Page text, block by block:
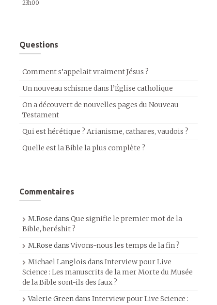
23h00
Questions
Comment s’appelait vraiment Jésus ?
Un nouveau schisme dans l’Église catholique
On a découvert de nouvelles pages du Nouveau
Testament
Qui est hérétique ? Arianisme, cathares, vaudois ?
Quelle est la Bible la plus complète ?
Commentaires
M.Rose dans Que signifie le premier mot de la
Bible, beréshit ?
M.Rose dansVivons-nous les temps de la fin ?
Michael Langlois dans Interview pour Live
Science : Les manuscrits de la mer Morte du Musée
de la Bible sont-ils des faux ?
Valerie Greendans Interview pour Live Science :